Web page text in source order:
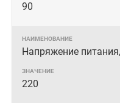
90
Напряжение
220